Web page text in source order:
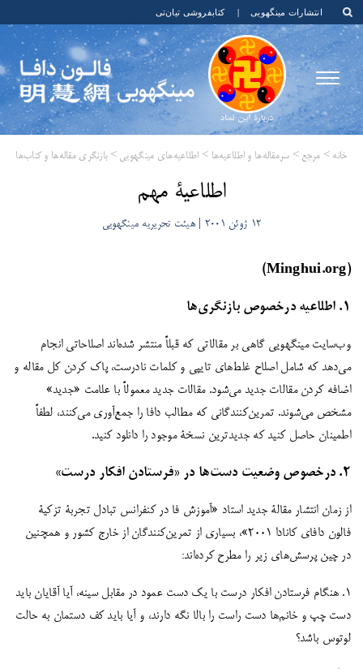
انتشارات مینگهویی | کتابفروشی تیان‌تی
خانه > مرجع > سرمقاله‌ها و اطلاعیه‌ها > اطلاعیه‌های مینگهویی >بازنگری مقاله‌ها و کتاب‌ها
​اطلاعیۀ مهم
12 ژوئن 2001 | هیئت تحریریه مینگهویی
(Minghui.org)
1. اطلاعیه درخصوص بازنگری‌ها
وب‌سایت مینگهویی گاهی بر مقالاتی که قبلاً منتشر شده‌اند اصلاحاتی انجام
می‌دهد که شامل اصلاح غلط‌های تایپی و کلمات نادرست، پاک کردن کل مقاله و
اضافه کردن مقالات جدید می‌شود. مقالات جدید معمولاً با علامت «جدید»
مشخص می‌شوند. تمرین‌کنندگانی که مطالب دافا را جمع‌آوری می‌کنند، لطفاً
اطمینان حاصل کنید که جدیدترین نسخۀ موجود را دانلود کنید.
2. درخصوص وضعیت دست‌ها در «فرستادن افکار درست»
از زمان انتشار مقالۀ جدید استاد «آموزش فا در کنفرانس تبادل تجربۀ تزکیۀ
فالون دافای کانادا 2001»، بسیاری از تمرین‌کنندگان از خارج کشور و همچنین
در چین پرسش‌های زیر را مطرح کرده‌اند:
1. هنگام فرستادن افکار درست با یک دست عمود در مقابل سینه، آیا آقایان باید
دست چپ و خانم‌ها دست راست را بالا نگه دارند، و آیا باید کف دستمان به حالت
لوتوس باشد؟